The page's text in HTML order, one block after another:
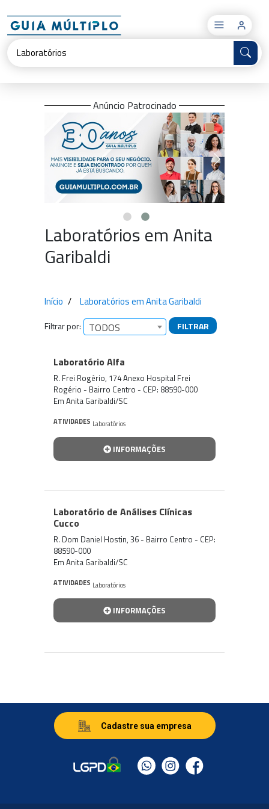
×
Anúncio Patrocinado
Laboratórios em Anita
Garibaldi
Início Laboratórios em Anita Garibaldi
Filtrar por: TODOS FILTRAR
Empresas encontradas
Laboratório Alfa
R. Frei Rogério, 174 Anexo Hospital Frei
Rogério - Bairro Centro - CEP: 88590-000
Em Anita Garibaldi/SC
ATIVIDADES Laboratórios
INFORMAÇÕES
Laboratório de Análises Clínicas
Cucco
R. Dom Daniel Hostin, 36 - Bairro Centro - CEP:
88590-000
Em Anita Garibaldi/SC
ATIVIDADES Laboratórios
INFORMAÇÕES
Cadastre sua empresa